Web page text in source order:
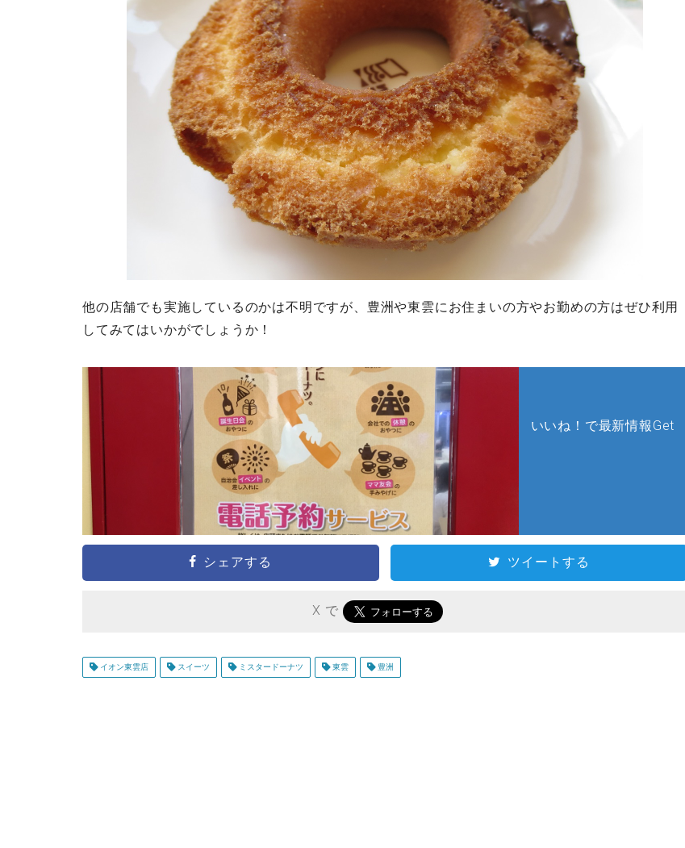
他の店舗でも実施しているのかは不明ですが、豊洲や東雲にお住まいの方やお勤めの方はぜひ利用
してみてはいかがでしょうか！
いいね！で最新情報Get
シェアする ツイートする
X で
イオン東雲店 スイーツ ミスタードーナツ 東雲 豊洲